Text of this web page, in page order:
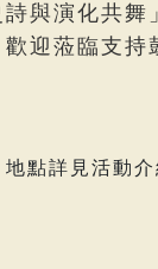
與演化共舞
迎蒞臨支持
地點詳見活動介